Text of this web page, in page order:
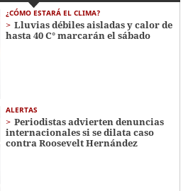
¿CÓMO ESTARÁ EL CLIMA?
Lluvias débiles aisladas y calor de
hasta 40 C° marcarán el sábado
ALERTAS
Periodistas advierten denuncias
internacionales si se dilata caso
contra Roosevelt Hernández